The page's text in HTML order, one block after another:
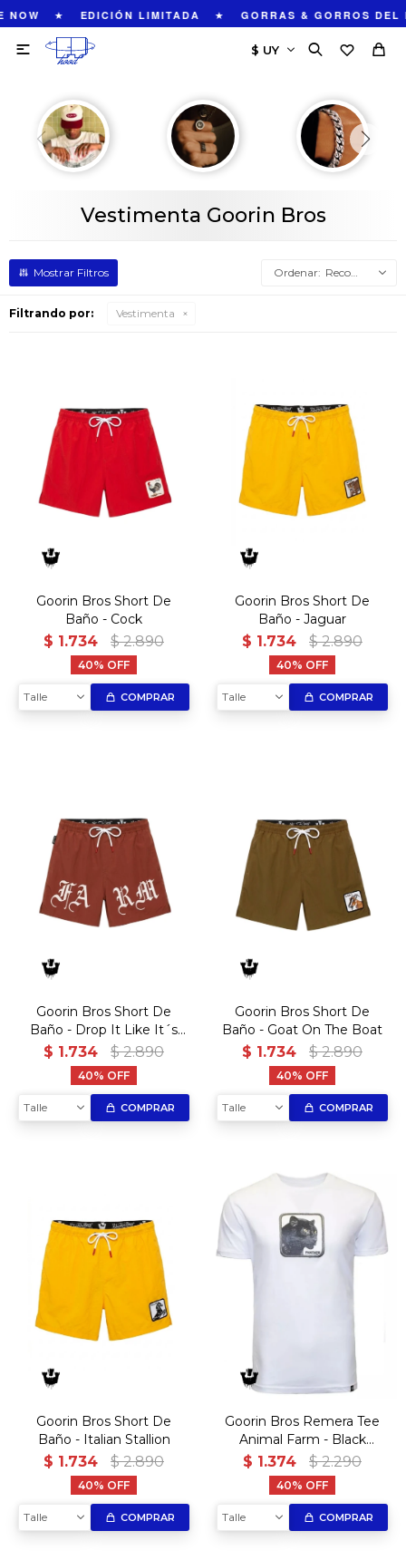
★ EDICIÓN LIMITADA ★ GORRAS & GORROS DEL

Vestimenta Goorin Bros
Recomendados
Filtrando por: Vestimenta
Goorin Bros Short De
Baño - Cock
$ 1.734 $ 2.890
40
Talle COMPRAR
Goorin Bros Short De
Baño - Jaguar
$ 1.734 $ 2.890
40
Talle COMPRAR
Goorin Bros Short De
Baño - Drop It Like It´s
Yacht
$ 1.734 $ 2.890
40
Talle COMPRAR
Goorin Bros Short De
Baño - Goat On The Boat
$ 1.734 $ 2.890
40
Talle COMPRAR
Goorin Bros Short De
Baño - Italian Stallion
$ 1.734 $ 2.890
40
Talle COMPRAR
Goorin Bros Remera Tee
Animal Farm - Black
Panther
$ 1.374 $ 2.290
40
Talle COMPRAR